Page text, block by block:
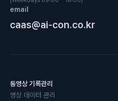
email
caas@ai-con.co.kr
동영상 기록관리
영상 데이터 관리